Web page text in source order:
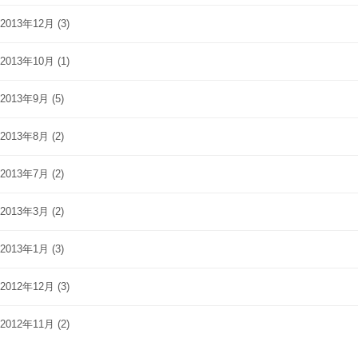
2013年12月 (3)
2013年10月 (1)
2013年9月 (5)
2013年8月 (2)
2013年7月 (2)
2013年3月 (2)
2013年1月 (3)
2012年12月 (3)
2012年11月 (2)